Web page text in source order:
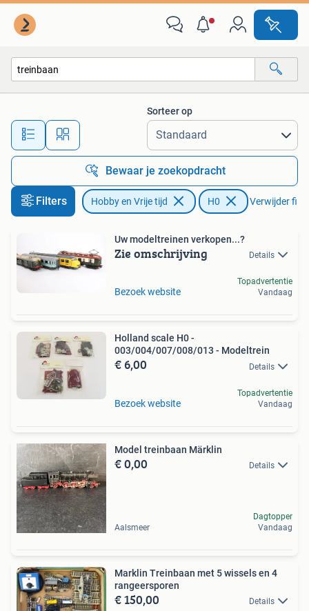
Alle afstanden…
Sorteer op
Bewaar je zoekopdracht
Filters Hobby en Vrije tijd H0 Verwijder
Uw modeltreinen verkopen...?
Zie omschrijving Details
Bezoek website
Topadvertentie
Vandaag
Holland scale H0 -
003/004/007/008/013 - Modeltrein
€ 6,00 Details
Bezoek website
Topadvertentie
Vandaag
Model treinbaan Märklin
€ 0,00 Details
Aalsmeer
Dagtopper
Vandaag
Marklin Treinbaan met 5 wissels en 4
rangeersporen
€ 150,00 Details